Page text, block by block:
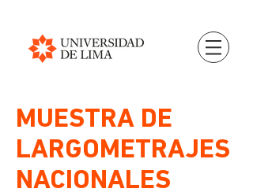
MUESTRA DE
LARGOMETRAJES
NACIONALES